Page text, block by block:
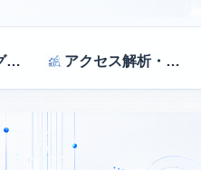
マーケティング戦略 アクセス解析・効果測定